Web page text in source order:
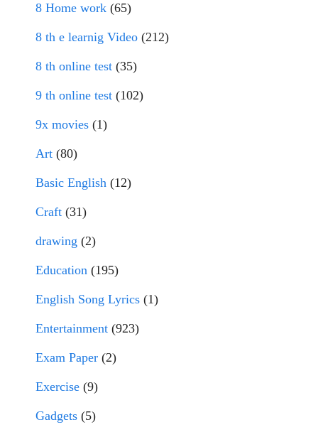
8 Home work (65)
8 th e learnig Video (212)
8 th online test (35)
9 th online test (102)
9x movies (1)
Art (80)
Basic English (12)
Craft (31)
drawing (2)
Education (195)
English Song Lyrics (1)
Entertainment (923)
Exam Paper (2)
Exercise (9)
Gadgets (5)